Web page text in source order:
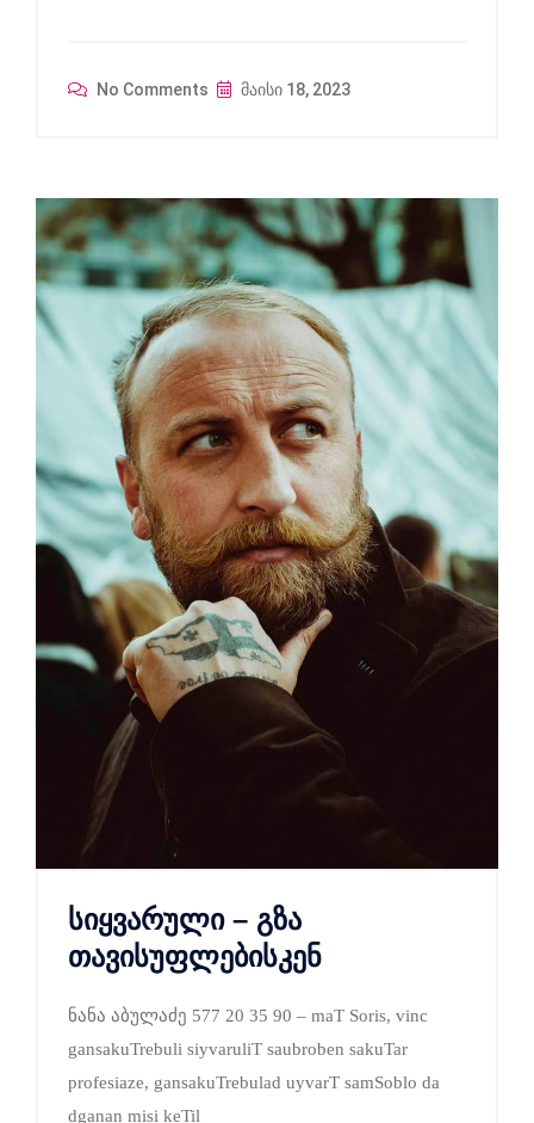
No Comments მაისი 18, 2023
სიყვარული – გზა
თავისუფლებისკენ
ნანა აბულაძე 577 20 35 90 – maT Soris, vinc
gansakuTrebuli siyvaruliT saubroben sakuTar
profesiaze, gansakuTrebulad uyvarT samSoblo da
dganan misi keTil